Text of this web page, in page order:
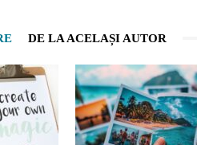
DE LA ACELAȘI AUTOR